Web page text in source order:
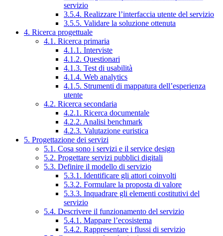
servizio
3.5.4. Realizzare l’interfaccia utente del servizio
3.5.5. Validare la soluzione ottenuta
4. Ricerca progettuale
4.1. Ricerca primaria
4.1.1. Interviste
4.1.2. Questionari
4.1.3. Test di usabilità
4.1.4. Web analytics
4.1.5. Strumenti di mappatura dell’esperienza
utente
4.2. Ricerca secondaria
4.2.1. Ricerca documentale
4.2.2. Analisi benchmark
4.2.3. Valutazione euristica
5. Progettazione dei servizi
5.1. Cosa sono i servizi e il service design
5.2. Progettare servizi pubblici digitali
5.3. Definire il modello di servizio
5.3.1. Identificare gli attori coinvolti
5.3.2. Formulare la proposta di valore
5.3.3. Inquadrare gli elementi costitutivi del
servizio
5.4. Descrivere il funzionamento del servizio
5.4.1. Mappare l’ecosistema
5.4.2. Rappresentare i flussi di servizio